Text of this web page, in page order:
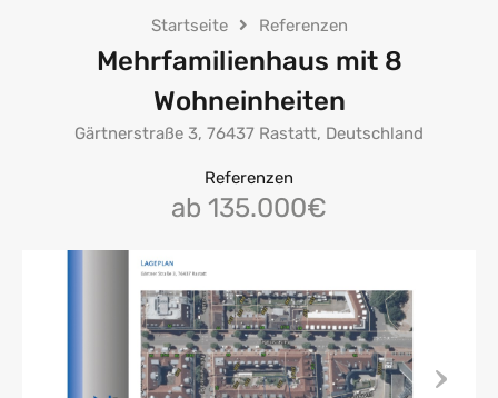
Startseite Referenzen
Mehrfamilienhaus mit 8
Wohneinheiten
Gärtnerstraße 3, 76437 Rastatt, Deutschland
Referenzen
ab 135.000€